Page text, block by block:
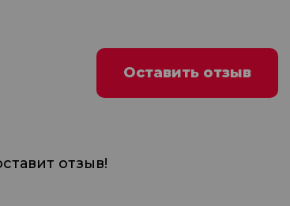
Оставить отзыв
отзыв!